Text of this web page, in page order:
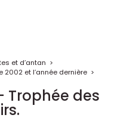
et d’antan >
et l’année dernière >
des